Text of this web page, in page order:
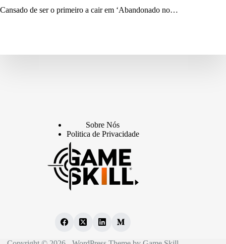
Cansado de ser o primeiro a cair em ‘Abandonado no…
Sobre Nós
Politica de Privacidade